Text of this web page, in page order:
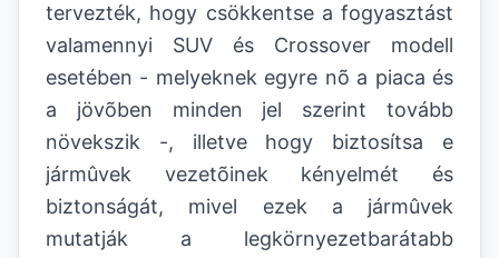
tervezték, hogy csökkentse a fogyasztást
valamennyi SUV és Crossover modell
esetében - melyeknek egyre nõ a piaca és
a jövõben minden jel szerint tovább
növekszik -, illetve hogy biztosítsa e
jármûvek vezetõinek kényelmét és
biztonságát, mivel ezek a jármûvek
mutatják a legkörnyezetbarátabb